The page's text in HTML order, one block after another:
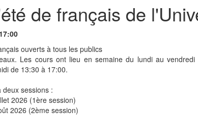
de français de
ouverts à tous les publics
Les cours ont lieu en semaine du lundi au
de 13:30 à 17:00.
deux sessions :
2026 (1ère session)
2026 (2ème session)